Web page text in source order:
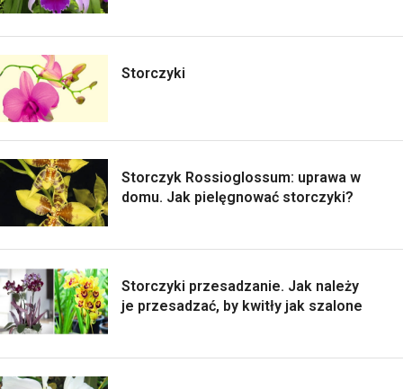
Storczyki
Storczyk Rossioglossum: uprawa w
domu. Jak pielęgnować storczyki?
Storczyki przesadzanie. Jak należy
je przesadzać, by kwitły jak szalone